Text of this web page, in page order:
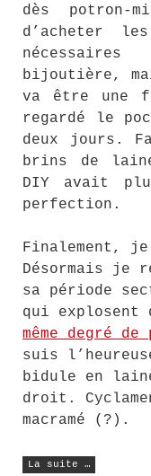
dès potron-
d’acheter
bijoutière,
va être une
regardé le
deux jours.
brins de
DIY avait
perfection.
Finalement,
Désormais je
sa période
qui explosent
même degré de
suis
bidule en
droit.
macramé (?).
La suite …
«
Gamine »